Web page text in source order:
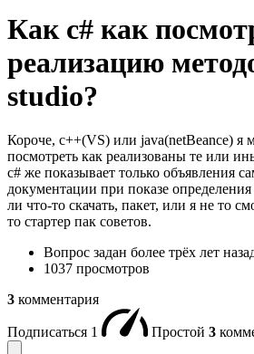
Как c# как
реализацию
studio?
Короче, с++(VS) или java(netBeance) я
посмотреть как реализованы те или
c# же показывает только объявления
документации при показе
ли что-то скачать, пакет, или я не то
то стартер пак советов.
Вопрос задан более трёх лет
1037 просмотров
3 комментария
Подписаться 1 Простой 3